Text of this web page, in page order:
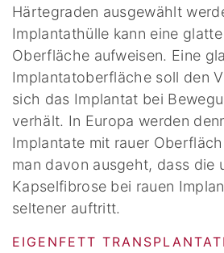
Härtegraden ausgewählt
Implantathülle kann eine
Oberfläche aufweisen. Eine
Implantatoberfläche soll den
sich das Implantat bei
verhält. In Europa werden
Implantate mit rauer
man davon ausgeht, dass die
Kapselfibrose bei rauen
seltener auftritt.
EIGENFETT